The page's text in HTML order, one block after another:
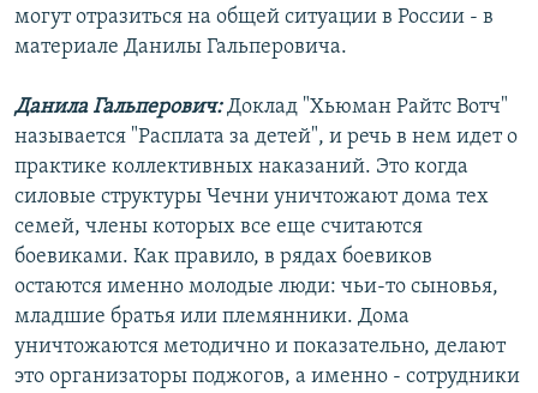
Все сайты РСЕ/РС
могут отразиться на общей ситуации в России - в
материале Данилы Гальперовича.
Данила Гальперович:Доклад "Хьюман Райтс Вотч"
называется "Расплата за детей", и речь в нем идет о
практике коллективных наказаний. Это когда
силовые структуры Чечни уничтожают дома тех
семей, члены которых все еще считаются
боевиками. Как правило, в рядах боевиков
остаются именно молодые люди: чьи-то сыновья,
младшие братья или племянники. Дома
уничтожаются методично и показательно, делают
это организаторы поджогов, а именно - сотрудники